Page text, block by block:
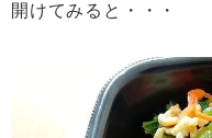
開けてみると・・・